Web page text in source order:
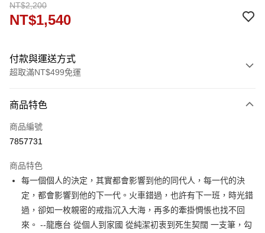
NT$2,200
NT$1,540
付款與運送方式
超取滿NT$499免運
信用卡一次付款
ATM付款
運送方式
付款後全家取貨
每筆NT$60，滿NT$499(含以上)免運費
付款後7-11取貨
商品特色
商品編號
7857731
商品特色
每一個個人的決定，其實都會影響到他的同代人，每一代的決
定，都會影響到他的下一代。火車錯過，也許有下一班，時光錯
過，卻如一枚親密的戒指沉入大海，再多的牽掛惆悵也找不回
來。 --龍應台 從個人到家國 從純潔初衷到死生契闊 一支筆，勾